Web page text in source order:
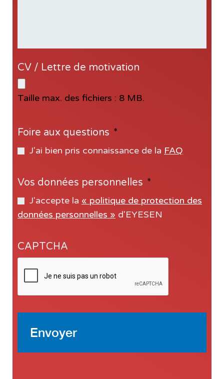
CV / Lettre de motivation
Taille max. des fichiers : 8 MB.
Foire aux questions *
J'ai bien pris connaissance de la FAQ
Vos données personnelles *
J'accepte la « politique de protection des
données personnelles » d'EYESEN
CAPTCHA